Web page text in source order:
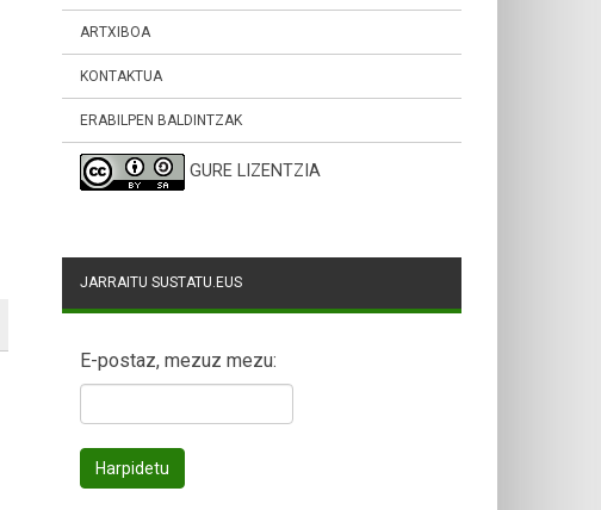
ARTXIBOA
KONTAKTUA
ERABILPEN BALDINTZAK
GURE LIZENTZIA
JARRAITU SUSTATU.EUS
E-postaz, mezuz mezu: